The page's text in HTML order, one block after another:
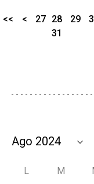
<< < 27 28 29
31
L M